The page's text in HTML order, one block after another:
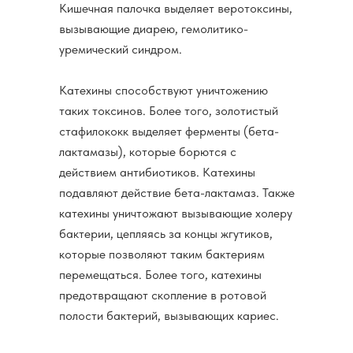
Кишечная палочка выделяет веротоксины,
вызывающие диарею, гемолитико-
уремический синдром.
Катехины способствуют уничтожению
таких токсинов. Более того, золотистый
стафилококк выделяет ферменты (бета-
лактамазы), которые борются с
действием антибиотиков. Катехины
подавляют действие бета-лактамаз. Также
катехины уничтожают вызывающие холеру
бактерии, цепляясь за концы жгутиков,
которые позволяют таким бактериям
перемещаться. Более того, катехины
предотвращают скопление в ротовой
полости бактерий, вызывающих кариес.